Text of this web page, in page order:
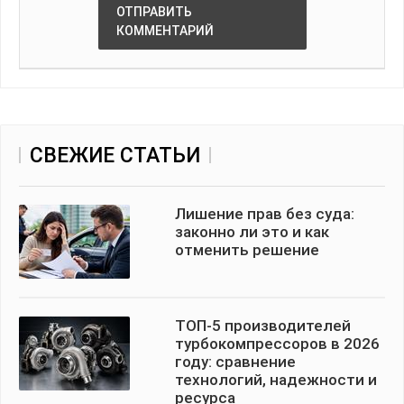
ОТПРАВИТЬ
КОММЕНТАРИЙ
СВЕЖИЕ СТАТЬИ
Лишение прав без суда:
законно ли это и как
отменить решение
ТОП-5 производителей
турбокомпрессоров в 2026
году: сравнение
технологий, надежности и
ресурса